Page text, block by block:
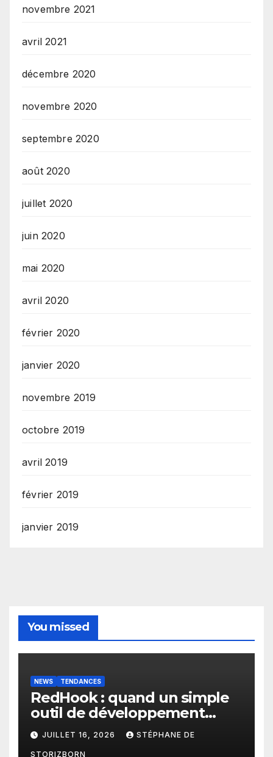
novembre 2021
avril 2021
décembre 2020
novembre 2020
septembre 2020
août 2020
juillet 2020
juin 2020
mai 2020
avril 2020
février 2020
janvier 2020
novembre 2019
octobre 2019
avril 2019
février 2019
janvier 2019
You missed
NEWS TENDANCES
RedHook : quand un simple
outil de développement
Android devient une porte
d’entrée pour les
JUILLET 16, 2026 STÉPHANE DE
STORIZBORN